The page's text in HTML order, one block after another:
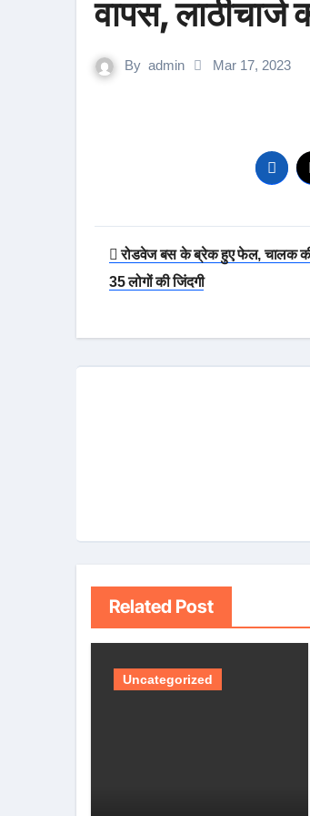
वापस, लाठीचार्ज
By admin Mar 17, 2023
Post
navigation
रोडवेज बस के ब्रेक हुए फेल, चालक
35 लोगों की जिंदगी
Related Post
Uncategorized